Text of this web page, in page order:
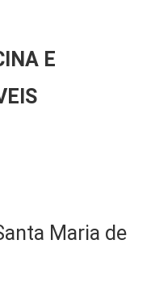
E
Maria de